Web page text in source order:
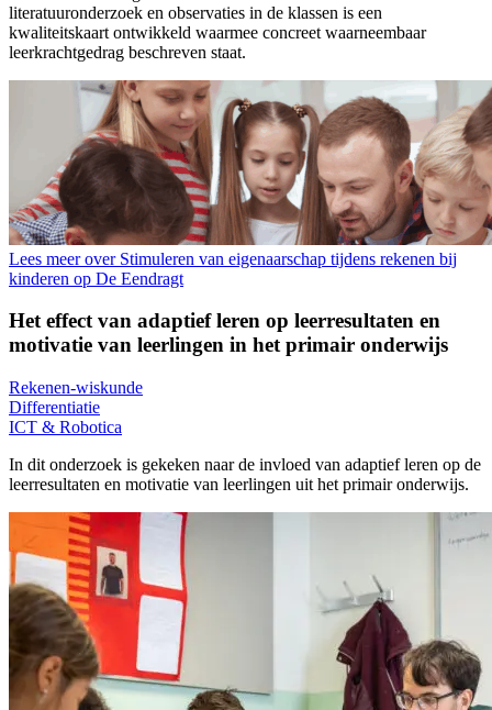
literatuuronderzoek en observaties in de klassen is een
kwaliteitskaart ontwikkeld waarmee concreet waarneembaar
leerkrachtgedrag beschreven staat.
Lees meer over Stimuleren van eigenaarschap tijdens rekenen bij
kinderen op De Eendragt
Het effect van adaptief leren op leerresultaten en
motivatie van leerlingen in het primair onderwijs
Rekenen-wiskunde
Differentiatie
ICT & Robotica
In dit onderzoek is gekeken naar de invloed van adaptief leren op de
leerresultaten en motivatie van leerlingen uit het primair onderwijs.